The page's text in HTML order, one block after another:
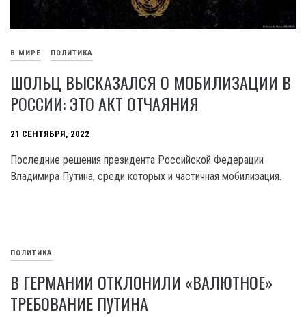
В МИРЕ ПОЛИТИКА
ШОЛЬЦ ВЫСКАЗАЛСЯ О МОБИЛИЗАЦИИ В
РОССИИ: ЭТО АКТ ОТЧАЯНИЯ
21 СЕНТЯБРЯ, 2022
Последние решения президента Российской Федерации
Владимира Путина, среди которых и частичная мобилизация.
ПОЛИТИКА
В ГЕРМАНИИ ОТКЛОНИЛИ «ВАЛЮТНОЕ»
ТРЕБОВАНИЕ ПУТИНА